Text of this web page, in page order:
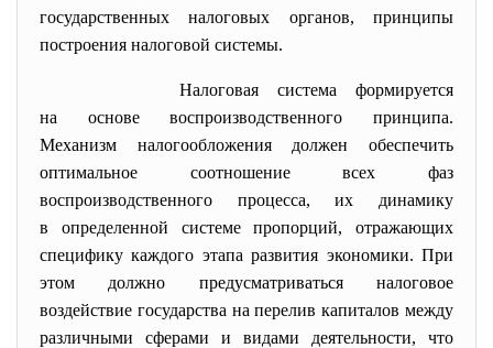
государственныхналоговых органов, принципы
построения налоговой системы.
Налоговая системаформируется
на основевоспроизводственного принципа.
Механизм налогообложения должен обеспечить
оптимальное соотношение всех фаз
воспроизводственного процесса, их динамику
в определенной системе пропорций, отражающих
специфику каждого этапаразвития экономики. При
этом должно предусматриваться налоговое
воздействие государства на перелив капиталов между
различными сферами и видами деятельности, что